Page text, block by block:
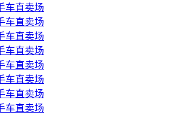
车直卖场
车直卖场
车直卖场
车直卖场
车直卖场
车直卖场
车直卖场
车直卖场